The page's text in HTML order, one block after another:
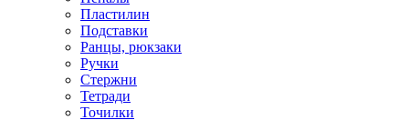
Пластилин
Подставки
Ранцы, рюкзаки
Ручки
Стержни
Тетради
Точилки